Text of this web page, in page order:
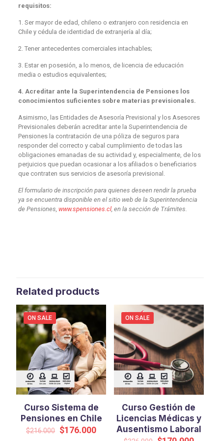
requisitos:
1. Ser mayor de edad, chileno o extranjero con residencia en
Chile y cédula de identidad de extranjería al día;
2. Tener antecedentes comerciales intachables;
3. Estar en posesión, a lo menos, de licencia de educación
media o estudios equivalentes;
4. Acreditar ante la Superintendencia de Pensiones los
conocimientos suficientes sobre materias previsionales.
Asimismo, las Entidades de Asesoría Previsional y los Asesores
Previsionales deberán acreditar ante la Superintendencia de
Pensiones la contratación de una póliza de seguros para
responder del correcto y cabal cumplimiento de todas las
obligaciones emanadas de su actividad y, especialmente, de los
perjuicios que puedan ocasionar a los afiliados o beneficiarios
que contraten sus servicios de asesoría previsional.
El formulario de inscripción para quienes deseen rendir la prueba
ya se encuentra disponible en el sitio web de la Superintendencia
de Pensiones, www.spensiones.cl, en la sección de Trámites.
Related products
ON SALE
Curso Sistema de
Pensiones en Chile
$216.000 Original
$176.000Current
ON SALE
Curso Gestión de
Licencias Médicas y
Ausentismo Laboral